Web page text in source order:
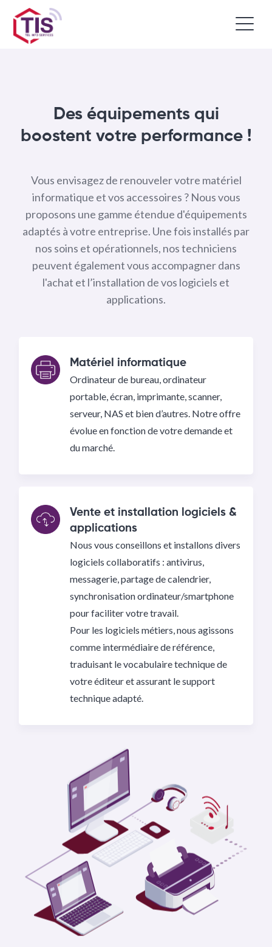
Des équipements qui
boostent votre performance !
Vous envisagez de renouveler votre matériel
informatique et vos accessoires ? Nous vous
proposons une gamme étendue d'équipements
adaptés à votre entreprise. Une fois installés par
nos soins et opérationnels, nos techniciens
peuvent également vous accompagner dans
l'achat et l’installation de vos logiciels et
applications.
Matériel informatique
Ordinateur de bureau, ordinateur
portable, écran, imprimante, scanner,
serveur, NAS et bien d’autres. Notre offre
évolue en fonction de votre demande et
du marché.
Vente et installation logiciels &
applications
Nous vous conseillons et installons divers
logiciels collaboratifs : antivirus,
messagerie, partage de calendrier,
synchronisation ordinateur/smartphone
pour faciliter votre travail.
Pour les logiciels métiers, nous agissons
comme intermédiaire de référence,
traduisant le vocabulaire technique de
votre éditeur et assurant le support
technique adapté.